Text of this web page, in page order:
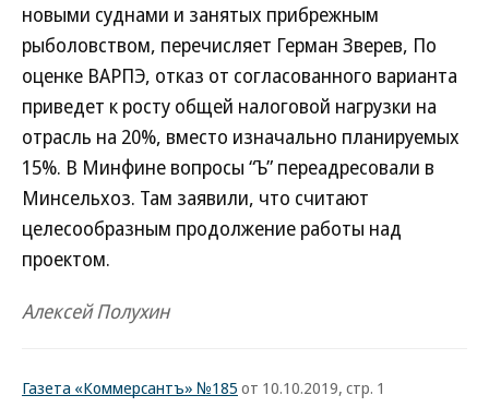
новыми суднами и занятых прибрежным
рыболовством, перечисляет Герман Зверев, По
оценке ВАРПЭ, отказ от согласованного варианта
приведет к росту общей налоговой нагрузки на
отрасль на 20%, вместо изначально планируемых
15%. В Минфине вопросы “Ъ” переадресовали в
Минсельхоз. Там заявили, что считают
целесообразным продолжение работы над
проектом.
Алексей Полухин
Газета «Коммерсантъ» №185 от 10.10.2019, стр. 1